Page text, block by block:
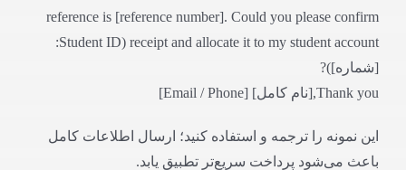
reference is [reference number]. Could you please confirm
receipt and allocate it to my student account (Student ID:
[شماره])?
Thank you,[نام کامل] [Email / Phone]
این نمونه را ترجمه و استفاده کنید؛ ارسال اطلاعات کامل
باعث می‌شود پرداخت سریع‌تر تطبیق یابد.